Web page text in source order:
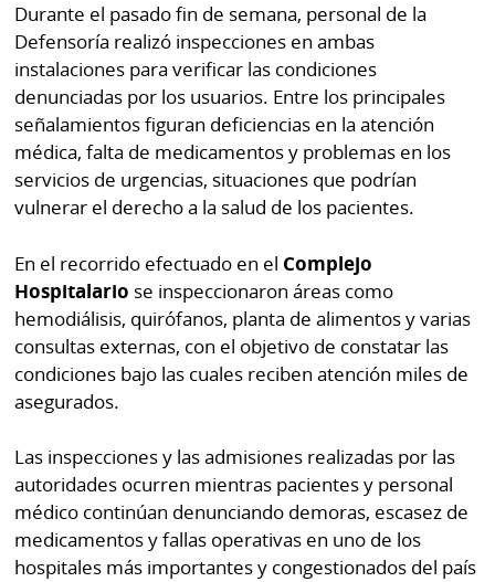
Durante el pasado fin de semana, personal de la
Defensoría realizó inspecciones en ambas
instalaciones para verificar las condiciones
denunciadas por los usuarios. Entre los principales
señalamientos figuran deficiencias en la atención
médica, falta de medicamentos y problemas en los
servicios de urgencias, situaciones que podrían
vulnerar el derecho a la salud de los pacientes.
En el recorrido efectuado en el Complejo
Hospitalario se inspeccionaron áreas como
hemodiálisis, quirófanos, planta de alimentos y varias
consultas externas, con el objetivo de constatar las
condiciones bajo las cuales reciben atención miles de
asegurados.
Las inspecciones y las admisiones realizadas por las
autoridades ocurren mientras pacientes y personal
médico continúan denunciando demoras, escasez de
medicamentos y fallas operativas en uno de los
hospitales más importantes y congestionados del país